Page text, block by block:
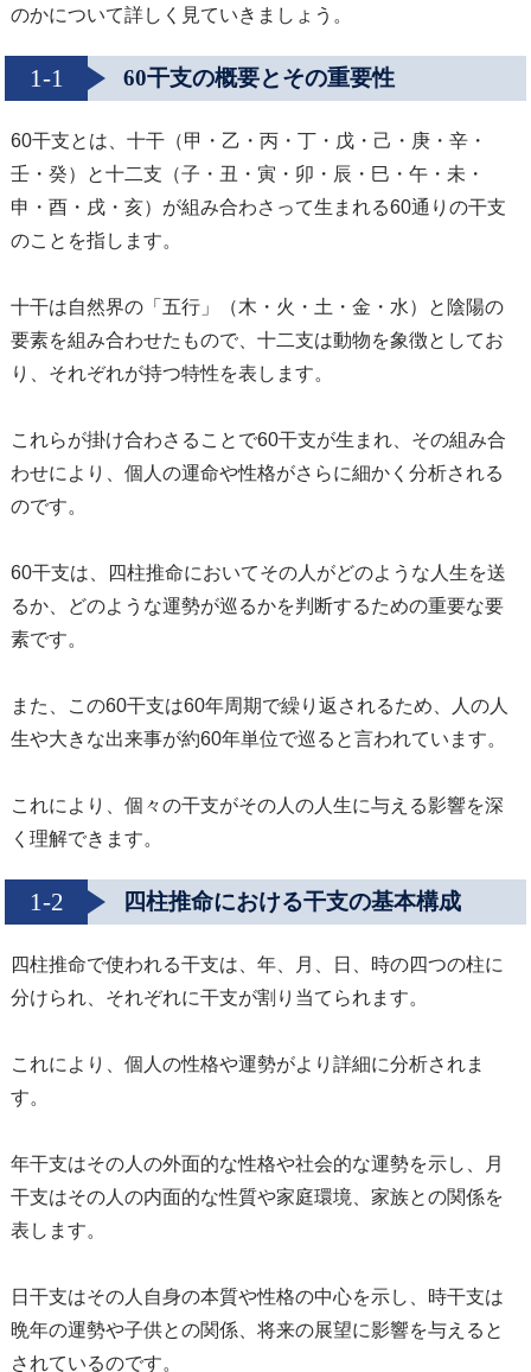
のかについて詳しく見ていきましょう。
1-1 60干支の概要とその重要性
60干支とは、十干（甲・乙・丙・丁・戊・己・庚・辛・
壬・癸）と十二支（子・丑・寅・卯・辰・巳・午・未・
申・酉・戌・亥）が組み合わさって生まれる60通りの干支
のことを指します。
十干は自然界の「五行」（木・火・土・金・水）と陰陽の
要素を組み合わせたもので、十二支は動物を象徴としてお
り、それぞれが持つ特性を表します。
これらが掛け合わさることで60干支が生まれ、その組み合
わせにより、個人の運命や性格がさらに細かく分析される
のです。
60干支は、四柱推命においてその人がどのような人生を送
るか、どのような運勢が巡るかを判断するための重要な要
素です。
また、この60干支は60年周期で繰り返されるため、人の人
生や大きな出来事が約60年単位で巡ると言われています。
これにより、個々の干支がその人の人生に与える影響を深
く理解できます。
1-2 四柱推命における干支の基本構成
四柱推命で使われる干支は、年、月、日、時の四つの柱に
分けられ、それぞれに干支が割り当てられます。
これにより、個人の性格や運勢がより詳細に分析されま
す。
年干支はその人の外面的な性格や社会的な運勢を示し、月
干支はその人の内面的な性質や家庭環境、家族との関係を
表します。
日干支はその人自身の本質や性格の中心を示し、時干支は
晩年の運勢や子供との関係、将来の展望に影響を与えると
されているのです。